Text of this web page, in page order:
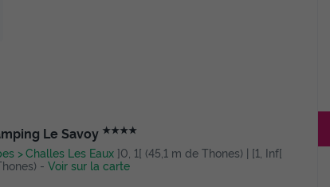
Le Savoy ★★★★
Challes Les Eaux ]0, 1[ (45,1 m de Thones) | [1, Inf[
- Voir sur la carte